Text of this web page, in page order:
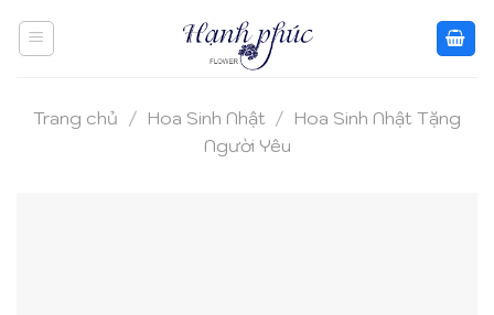
Trang chủ / Hoa Sinh Nhật / Hoa Sinh Nhật Tặng
Người Yêu